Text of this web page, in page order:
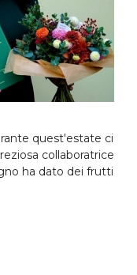
quest'estate ci
collaboratrice
ha dato dei frutti